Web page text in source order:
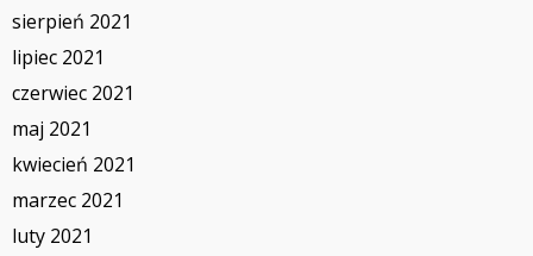
sierpień 2021
lipiec 2021
czerwiec 2021
maj 2021
kwiecień 2021
marzec 2021
luty 2021